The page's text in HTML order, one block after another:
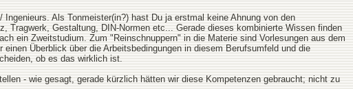
Als Tonmeister(in?) hast Du ja erstmal keine Ahnung von den
Tragwerk, Gestaltung, DIN-Normen etc... Gerade dieses kombinierte Wissen finden
ein Zweitstudium. Zum "Reinschnuppern" in die Materie sind Vorlesungen aus dem
Überblick über die Arbeitsbedingungen in diesem Berufsumfeld und die
ob es das wirklich ist.
- wie gesagt, gerade kürzlich hätten wir diese Kompetenzen gebraucht; nicht zu